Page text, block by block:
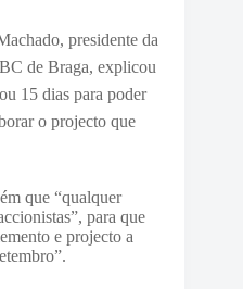
presidente da
de Braga, explicou
15 dias para poder
o projecto que
que “qualquer
para que
e projecto a